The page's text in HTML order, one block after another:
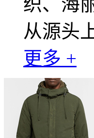
织、海
从源头
更多 +